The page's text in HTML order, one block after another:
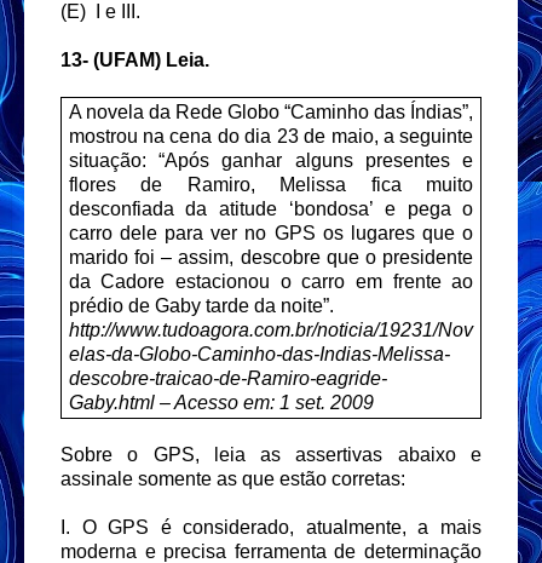
(E) I e III.
13- (UFAM) Leia.
A novela da Rede Globo “Caminho das Índias”,
mostrou na cena do dia 23 de maio, a seguinte
situação: “Após ganhar alguns presentes e
flores de Ramiro, Melissa fica muito
desconfiada da atitude ‘bondosa’ e pega o
carro dele para ver no GPS os lugares que o
marido foi – assim, descobre que o presidente
da Cadore estacionou o carro em frente ao
prédio de Gaby tarde da noite”.
http://www.tudoagora.com.br/noticia/19231/Nov
elas-da-Globo-Caminho-das-Indias-Melissa-
descobre-traicao-de-Ramiro-eagride-
Gaby.html– Acesso em: 1 set. 2009
Sobre o GPS, leia as assertivas abaixo e
assinale somente as que estão corretas:
I. O GPS é considerado, atualmente, a mais
moderna e precisa ferramenta de determinação